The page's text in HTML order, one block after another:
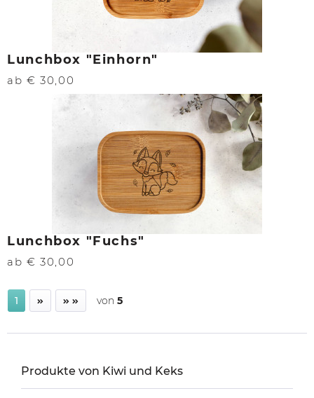
Lunchbox "Einhorn"
ab € 30,00
Lunchbox "Fuchs"
ab € 30,00
1 von 5
Produkte von Kiwi und Keks